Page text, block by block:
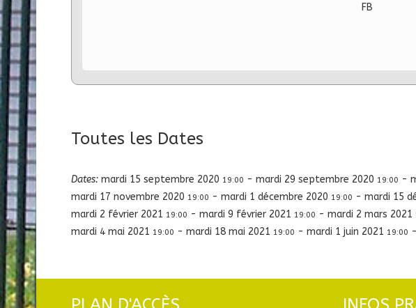
FB
Toutes les Dates
Dates: mardi 15 septembre 2020 19:00 - mardi 29 septembre 2020 19:00 -
mardi 17 novembre 2020 19:00 - mardi 1 décembre 2020 19:00 - mardi 15
mardi 2 février 2021 19:00 - mardi 9 février 2021 19:00 - mardi 2 mars 2021
mardi 4 mai 2021 19:00 - mardi 18 mai 2021 19:00 - mardi 1 juin 2021 19:00 -